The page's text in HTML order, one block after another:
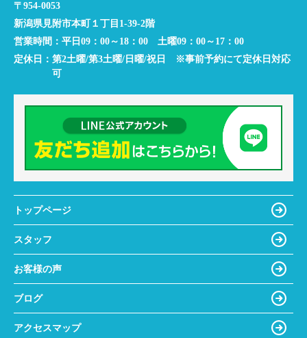
〒954-0053
新潟県見附市本町１丁目1-39-2階
営業時間： 平日09：00～18：00 土曜09：00～17：00
定休日： 第2土曜/第3土曜/日曜/祝日 ※事前予約にて定休日対応
可
トップページ
スタッフ
お客様の声
ブログ
アクセスマップ